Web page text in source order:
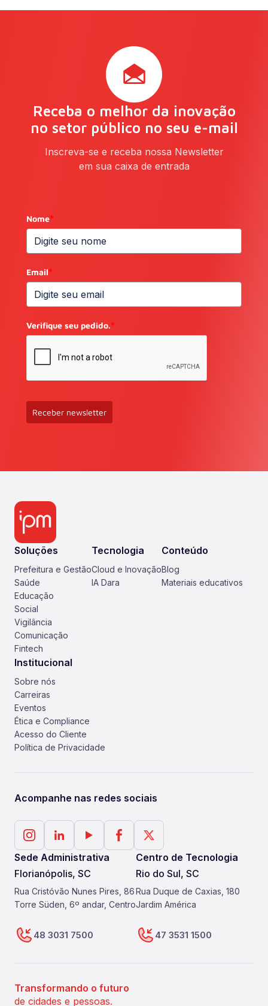
Receba o melhor da inovação
no setor público no seu e-mail
Inscreva-se e receba nossa Newsletter
em sua caixa de entrada
Nome*
Email*
Verifique seu pedido.*
Receber newsletter
Soluções
Prefeitura e Gestão
Saúde
Educação
Social
Vigilância
Comunicação
Fintech
Tecnologia
Cloud e Inovação
IA Dara
Conteúdo
Blog
Materiais educativos
Institucional
Sobre nós
Carreiras
Eventos
Ética e Compliance
Acesso do Cliente
Política de Privacidade
Acompanhe nas redes sociais
Sede Administrativa
Florianópolis, SC
Rua Cristóvão Nunes Pires, 86
Torre Süden, 6º andar, Centro
48 3031 7500
Centro de Tecnologia
Rio do Sul, SC
Rua Duque de Caxias, 180
Jardim América
47 3531 1500
Transformando o futuro
de cidades e pessoas.